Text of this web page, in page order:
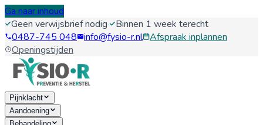
Ga naar inhoud
Geen verwijsbrief nodig· Binnen 1 week terecht
0487-745 048 info@fysio-r.nl Afspraak inplannen
Openingstijden
Pijnklacht
Aandoening